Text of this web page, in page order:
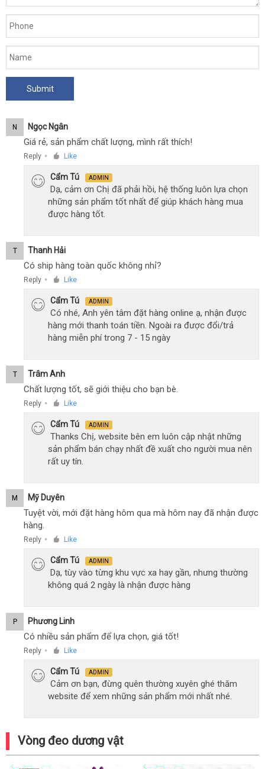
II
chính
cao
cấp
tại
Chúng
tôi
N Ngọc Ngân
Giá rẻ, sản phẩm chất lượng, mình rất thích!
Reply ● Like
Cẩm Tú ADMIN
Dạ, cảm ơn Chị đã phải hồi, hệ thống luôn lựa chọn
những sản phẩm tốt nhất để giúp khách hàng mua
được hàng tốt.
T Thanh Hải
Có ship hàng toàn quốc không nhỉ?
Reply ● Like
Cẩm Tú ADMIN
Có nhé, Anh yên tâm đặt hàng online ạ, nhận được
hàng mới thanh toán tiền. Ngoài ra được đổi/trả
hàng miễn phí trong 7 - 15 ngày
T Trâm Anh
Chất lượng tốt, sẽ giới thiệu cho bạn bè.
Reply ● Like
Cẩm Tú ADMIN
Thanks Chị, website bên em luôn cập nhật những
sản phẩm bán chạy nhất đề xuất cho người mua nên
rất uy tín.
M Mỹ Duyên
Tuyệt vời, mới đặt hàng hôm qua mà hôm nay đã nhận được
hàng.
Reply ● Like
Cẩm Tú ADMIN
Dạ, tùy vào từng khu vực xa hay gần, nhưng thường
không quá 2 ngày là nhận được hàng
P Phương Linh
Có nhiều sản phẩm để lựa chọn, giá tốt!
Reply ● Like
Cẩm Tú ADMIN
Cảm ơn bạn, đừng quên thường xuyên ghé thăm
website để xem những sản phẩm mới nhất nhé.
Vòng đeo dương vật